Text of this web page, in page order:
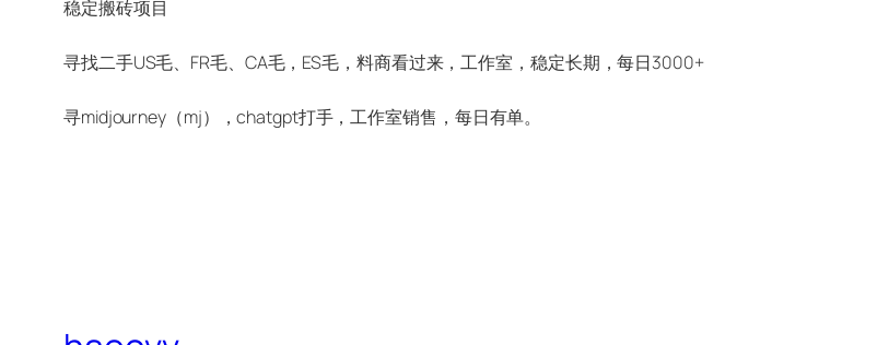
稳定搬砖项目
寻找二手US毛、FR毛、CA毛，ES毛，料商看过来，工作室，稳定长期，每日3000+
寻midjourney（mj），chatgpt打手，工作室销售，每日有单。